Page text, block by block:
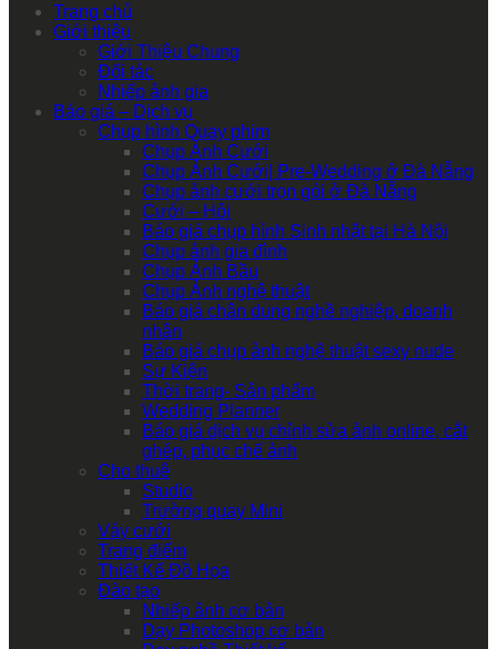
Trang chủ
Giới thiệu
Giới Thiệu Chung
Đối tác
Nhiếp ảnh gia
Báo giá – Dịch vụ
Chụp hình Quay phim
Chụp Ảnh Cưới
Chụp Ảnh Cưới| Pre-Wedding ở Đà Nẵng
Chụp ảnh cưới trọn gói ở Đà Nẵng
Cưới – Hỏi
Báo giá chụp hình Sinh nhật tại Hà Nội
Chụp ảnh gia đình
Chụp Ảnh Bầu
Chụp Ảnh nghệ thuật
Báo giá chân dung nghề nghiệp, doanh
nhân
Báo giá chụp ảnh nghệ thuật sexy nude
Sự Kiện
Thời trang- Sản phẩm
Wedding Planner
Báo giá dịch vụ chỉnh sửa ảnh online, cắt
ghép, phục chế ảnh
Cho thuê
Studio
Trường quay Mini
Váy cưới
Trang điểm
Thiết Kế Đồ Họa
Đào tạo
Nhiếp ảnh cơ bản
Dạy Photoshop cơ bản